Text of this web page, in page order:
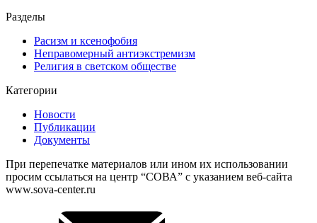
Разделы
Расизм и ксенофобия
Неправомерный антиэкстремизм
Религия в светском обществе
Категории
Новости
Публикации
Документы
При перепечатке материалов или ином их использовании
просим ссылаться на центр “СОВА” с указанием веб-сайта
www.sova-center.ru